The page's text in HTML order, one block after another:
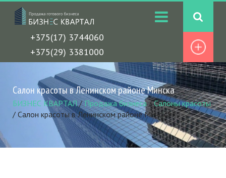
+375(17) 3744060
+375(29) 3381000
Салон красоты в Ленинском районе Минска
БИЗНЕС КВАРТАЛ/Продажа бизнеса/Салоны красоты
/ Салон красоты в Ленинском районе Минска